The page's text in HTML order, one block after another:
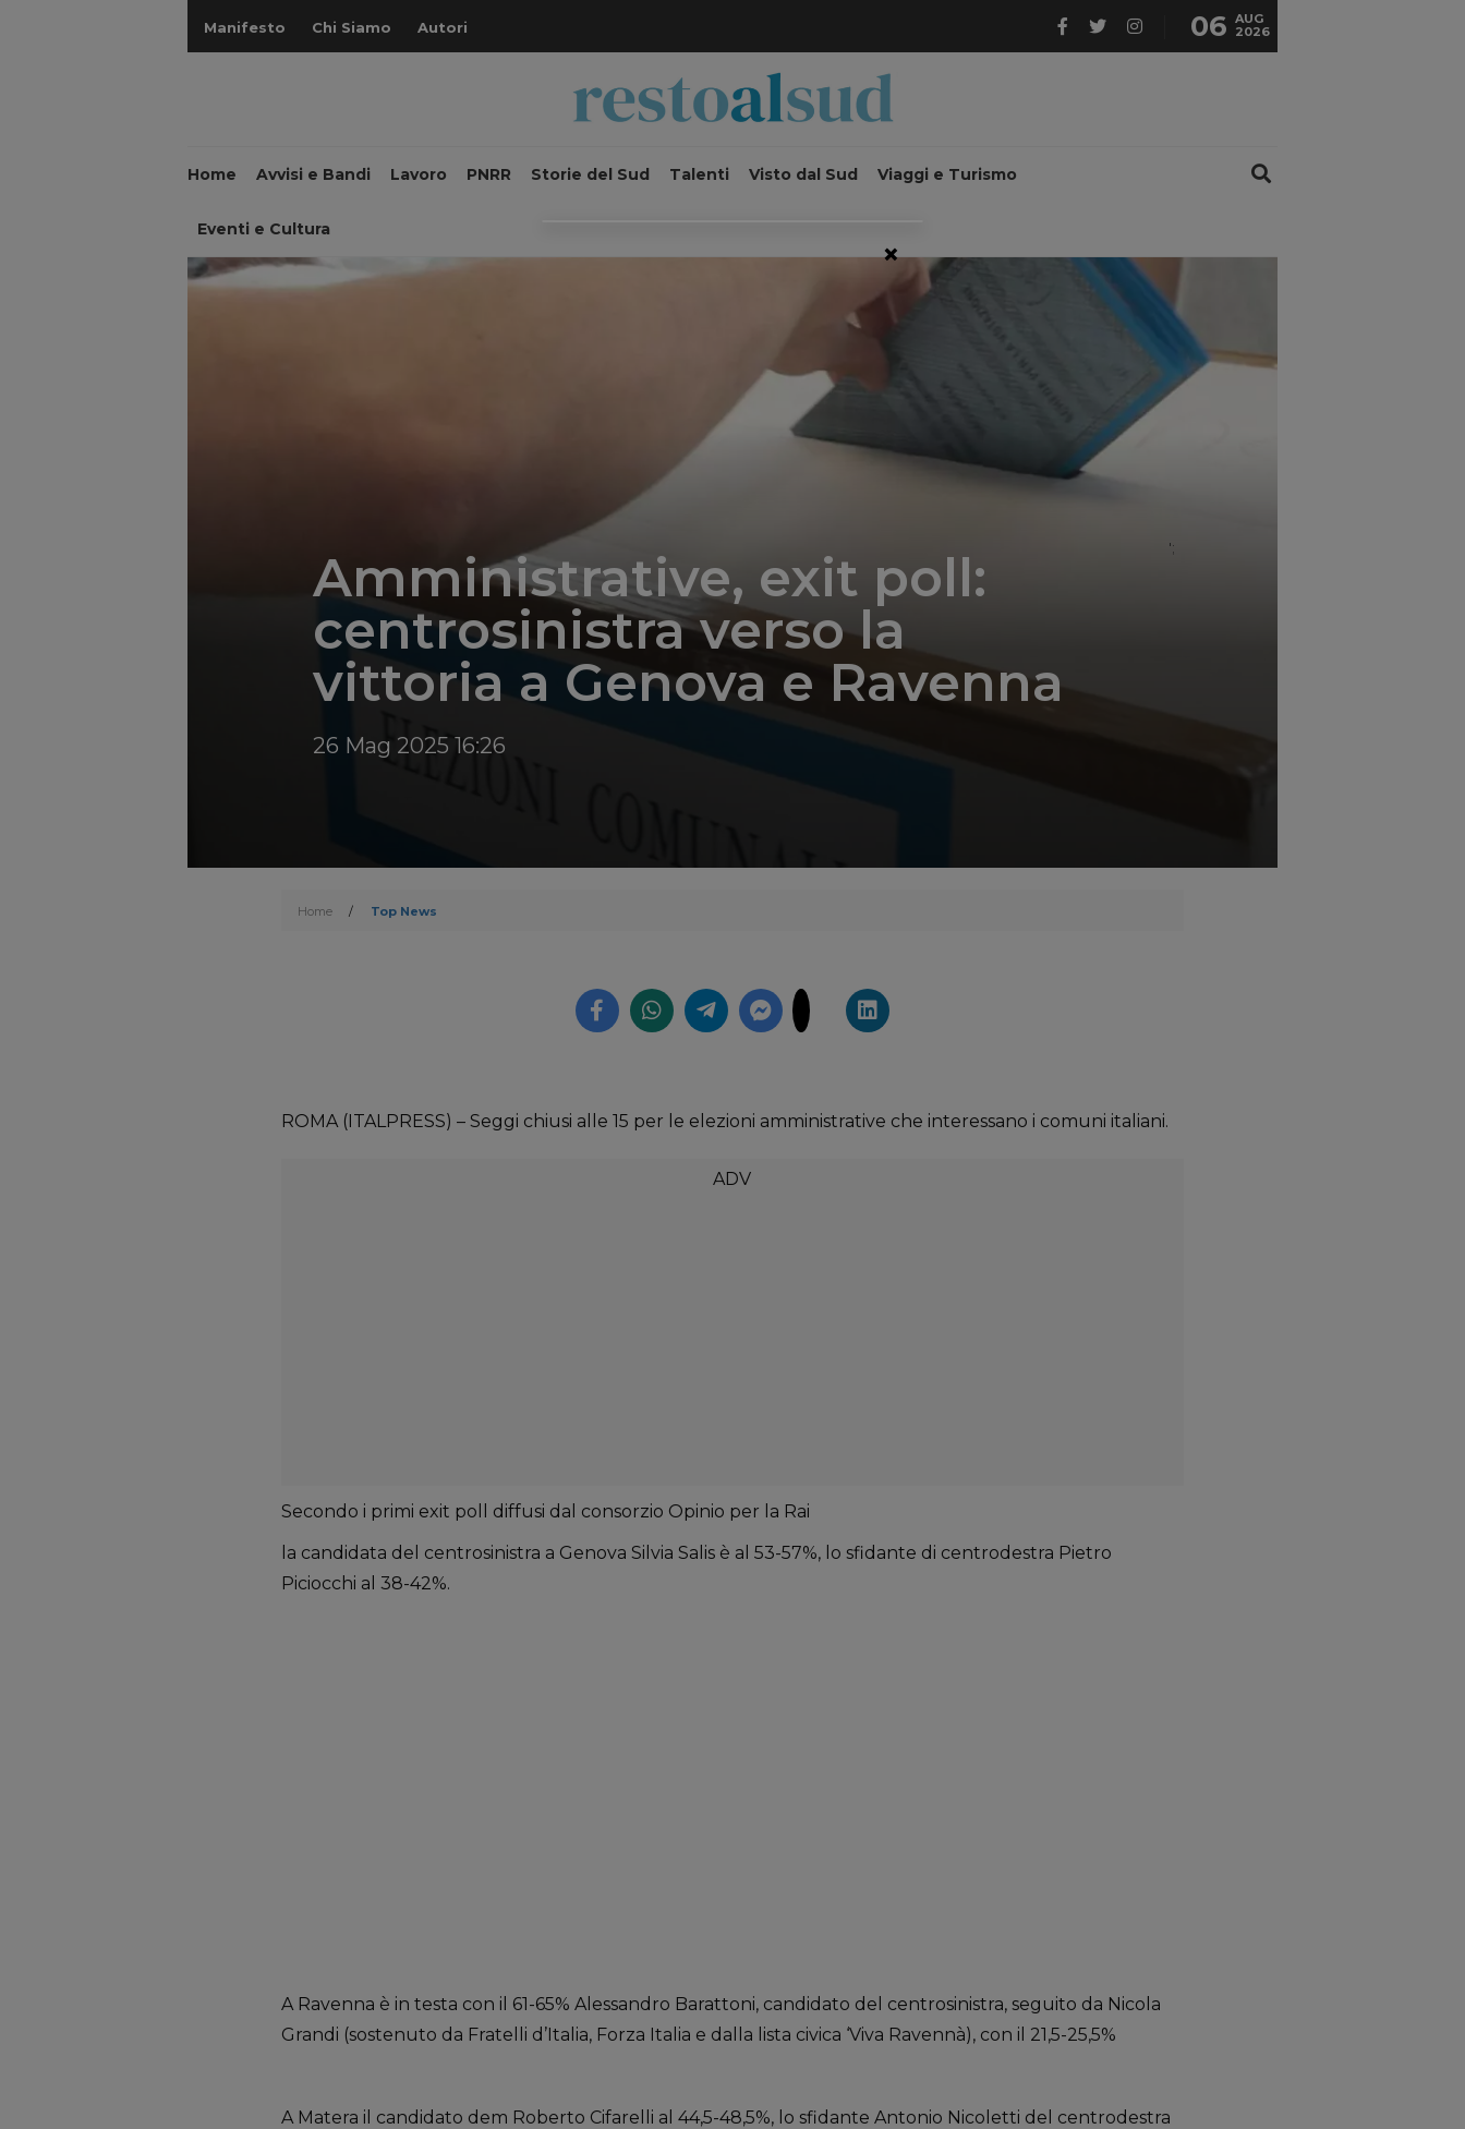
Manifesto Chi Siamo Autori 06 AUG
2026
Home Avvisi e Bandi Lavoro PNRR Storie del Sud Talenti Visto dal Sud Viaggi e Turismo
Eventi e Cultura
';
Amministrative, exit poll:
centrosinistra verso la
vittoria a Genova e Ravenna
26 Mag 2025 16:26
Home / Top News
ROMA (ITALPRESS) – Seggi chiusi alle 15 per le elezioni amministrative che interessano i comuni italiani.
Secondo i primi exit poll diffusi dal consorzio Opinio per la Rai
la candidata del centrosinistra a Genova Silvia Salis è al 53-57%, lo sfidante di centrodestra Pietro
Piciocchi al 38-42%.
A Ravenna è in testa con il 61-65% Alessandro Barattoni, candidato del centrosinistra, seguito da Nicola
Grandi (sostenuto da Fratelli d’Italia, Forza Italia e dalla lista civica ‘Viva Ravennà), con il 21,5-25,5%
A Matera il candidato dem Roberto Cifarelli al 44,5-48,5%, lo sfidante Antonio Nicoletti del centrodestra
×